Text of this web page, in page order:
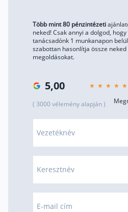
Vagyonbiztosítások
Kötelező
Több mint 80 pénzintézeti
neked! Csak annyi a dolgod, hogy
tanácsadónk 1 munkanapon
szabottan hasonlítja össze neked
megoldásokat.
5,00
( 3000 vélemény alapján )
Vezetéknév
Keresztnév
E-mail cím